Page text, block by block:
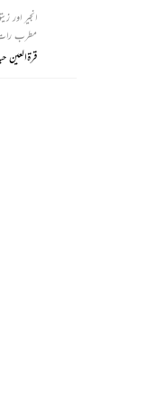
انجیر اور
مطرب رات
قرۃالعین